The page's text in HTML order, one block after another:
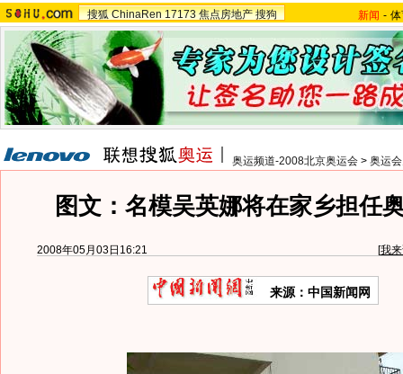
搜狐 ChinaRen 17173 焦点房地产 搜狗 新闻 -
奥运频道-2008北京奥运会 > 奥运
图文：名模吴英娜将在家乡担任
2008年05月03日16:21 [我
来源：中国新闻网